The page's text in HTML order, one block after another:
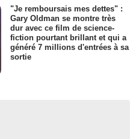
"Je remboursais mes dettes" :
Gary Oldman se montre très
dur avec ce film de science-
fiction pourtant brillant et qui a
généré 7 millions d'entrées à sa
sortie